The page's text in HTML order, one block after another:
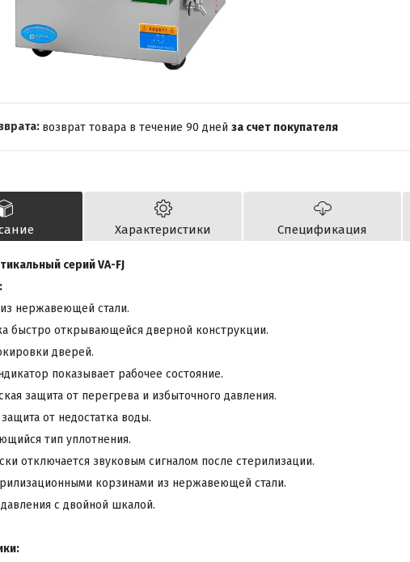
возврат товара в течение 90 дней за счет покупателя
Характеристики Спецификация
серийVA-FJ
нержавеющей стали.
быстро открывающейся дверной конструкции.
дверей.
показывает рабочее состояние.
защита от перегрева и избыточного давления.
от недостатка воды.
тип уплотнения.
отключается звуковым сигналом после стерилизации.
корзинами из нержавеющей стали.
давления с двойной шкалой.